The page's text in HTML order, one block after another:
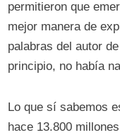
permitieron que
mejor manera de
palabras del autor
principio, no había
Lo que sí sabemos
hace 13.800